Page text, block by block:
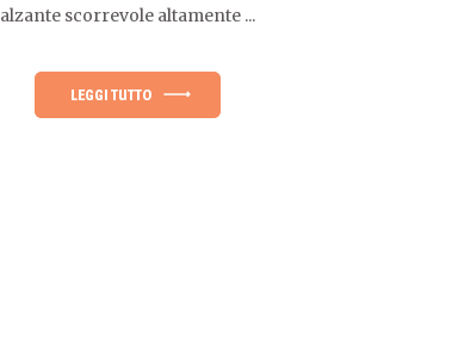
alzante scorrevole altamente ...
LEGGI TUTTO